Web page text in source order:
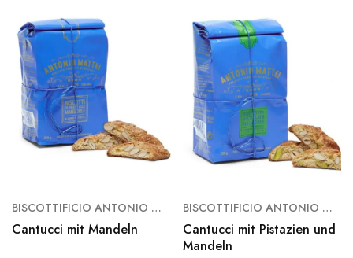
BISCOTTIFICIO ANTONIO MATTEI
Cantucci mit Mandeln
BISCOTTIFICIO ANTONIO MATTEI
Cantucci mit Pistazien und
Mandeln